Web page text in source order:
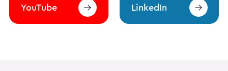
YouTube LinkedIn